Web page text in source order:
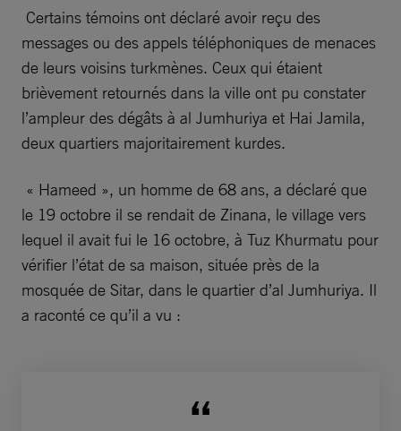
Certains témoins ont déclaré avoir reçu des
messages ou des appels téléphoniques de menaces
de leurs voisins turkmènes. Ceux qui étaient
brièvement retournés dans la ville ont pu constater
l’ampleur des dégâts à al Jumhuriya et Hai Jamila,
deux quartiers majoritairement kurdes.
« Hameed », un homme de 68 ans, a déclaré que
le 19 octobre il se rendait de Zinana, le village vers
lequel il avait fui le 16 octobre, à Tuz Khurmatu pour
vérifier l’état de sa maison, située près de la
mosquée de Sitar, dans le quartier d’al Jumhuriya. Il
a raconté ce qu’il a vu :